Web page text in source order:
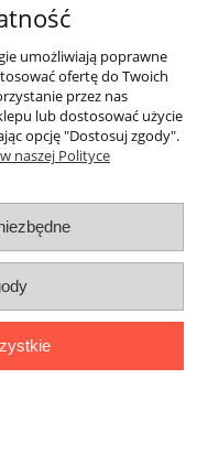
86 | 65-762 Zielona Góra |
groupsale@poczta.fm
strony
umożliwiają poprawne
ofertę do Twoich
przez nas
lub dostosować użycie
opcję "Dostosuj zgody".
naszej Polityce